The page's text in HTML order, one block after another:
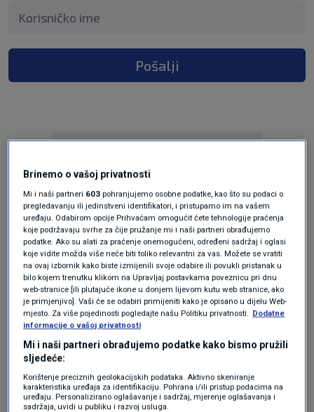
Pošalji
Oglas
Oglas
Brinemo o vašoj privatnosti
Mi i naši partneri 603 pohranjujemo osobne podatke, kao što su podaci o
pregledavanju ili jedinstveni identifikatori, i pristupamo im na vašem
uređaju. Odabirom opcije Prihvaćam omogućit ćete tehnologije praćenja
koje podržavaju svrhe za čije pružanje mi i naši partneri obrađujemo
podatke. Ako su alati za praćenje onemogućeni, određeni sadržaj i oglasi
koje vidite možda više neće biti toliko relevantni za vas. Možete se vratiti
na ovaj izbornik kako biste izmijenili svoje odabire ili povukli pristanak u
bilo kojem trenutku klikom na Upravljaj postavkama poveznicu pri dnu
web-stranice [ili plutajuće ikone u donjem lijevom kutu web stranice, ako
je primjenjivo]. Vaši će se odabiri primijeniti kako je opisano u dijelu Web-
mjesto. Za više pojedinosti pogledajte našu Politiku privatnosti. Dodatne
informacije o vašoj privatnosti
Mi i naši partneri obrađujemo podatke kako bismo pružili
sljedeće:
Korištenje preciznih geolokacijskih podataka. Aktivno skeniranje
karakteristika uređaja za identifikaciju. Pohrana i/ili pristup podacima na
uređaju. Personalizirano oglašavanje i sadržaj, mjerenje oglašavanja i
sadržaja, uvidi u publiku i razvoj usluga.